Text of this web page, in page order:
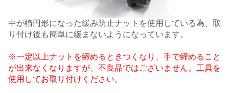
中が楕円形になった緩み防止ナットを使用している為、取
り付け後も簡単に緩まないようになっています。
※一定以上ナットを締めるときつくなり、手で締めること
が出来なくなりますが、不良品ではございません。工具を
使用してお取り付けください。